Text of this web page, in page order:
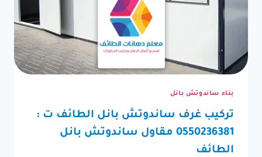
بناء ساندوتش بانل
تركيب غرف ساندوتش بانل الطائف ت :
0550236381 مقاول ساندوتش بانل
الطائف